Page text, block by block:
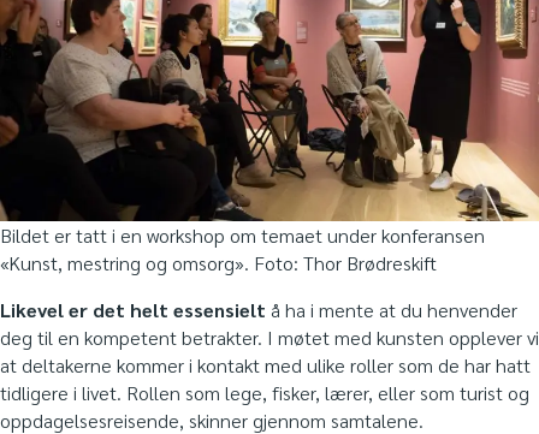
Bildet er tatt i en workshop om temaet under konferansen
«Kunst, mestring og omsorg». Foto: Thor Brødreskift
Likevel er det helt essensielt å ha i mente at du henvender
deg til en kompetent betrakter. I møtet med kunsten opplever vi
at deltakerne kommer i kontakt med ulike roller som de har hatt
tidligere i livet. Rollen som lege, fisker, lærer, eller som turist og
oppdagelsesreisende, skinner gjennom samtalene.